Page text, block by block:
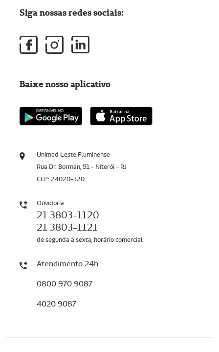
Unimed Leste Fluminense
Rua Dr. Borman, 51 - Niterói - RJ
CEP: 24020-320
Ouvidoria
21 3803-1120
21 3803-1121
de segunda a sexta, horário comercial
Atendimento 24h
0800 970 9087
4020 9087
Siga nossas redes sociais:
Baixe nosso aplicativo